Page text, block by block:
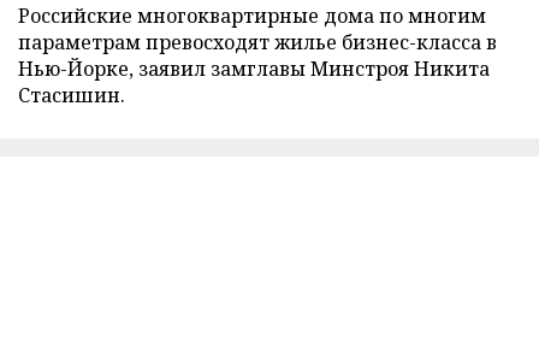
Российские многоквартирные дома по многим
параметрам превосходят жилье бизнес-класса в
Нью-Йорке, заявил замглавы Минстроя Никита
Стасишин.